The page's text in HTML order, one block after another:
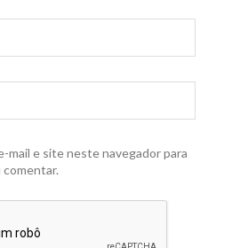
mail e site neste navegador para
comentar.